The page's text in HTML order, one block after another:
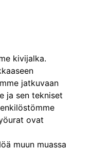
kivijalka.
jatkuvaan
ja sen tekniset
ovat
muun muassa